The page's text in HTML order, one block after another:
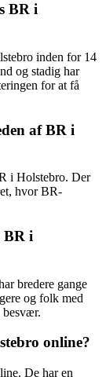
BR i
inden for 14
og stadig har
for at få
af BR i
i Holstebro. Der
hvor BR-
BR i
bredere gange
og folk med
besvær.
online?
De har en